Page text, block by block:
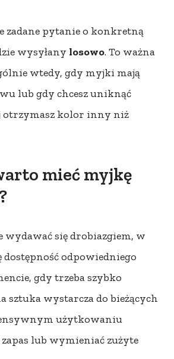
zadane pytanie o konkretną
wysyłany losowo. To ważna
wtedy, gdy myjki mają
lub gdy chcesz uniknąć
otrzymasz kolor inny niż
mieć myjkę
wydawać się drobiazgiem, w
odpowiedniego
gdy trzeba szybko
sztuka wystarcza do bieżących
użytkowaniu
lub wymieniać zużyte